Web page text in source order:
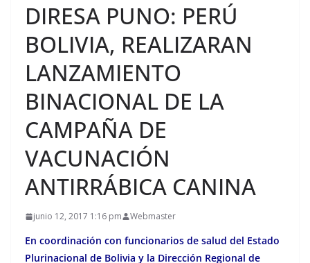
DIRESA PUNO: PERÚ
BOLIVIA, REALIZARAN
LANZAMIENTO
BINACIONAL DE LA
CAMPAÑA DE
VACUNACIÓN
ANTIRRÁBICA CANINA
junio 12, 2017 1:16 pm Webmaster
En coordinación con funcionarios de salud del Estado
Plurinacional de Bolivia y la Dirección Regional de